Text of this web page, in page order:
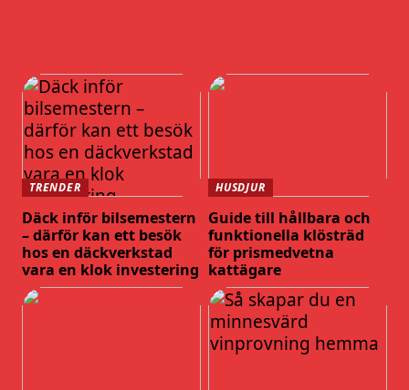
TRENDER
Däck inför bilsemestern
– därför kan ett besök
hos en däckverkstad
vara en klok investering
HUSDJUR
Guide till hållbara och
funktionella klösträd
för prismedvetna
kattägare